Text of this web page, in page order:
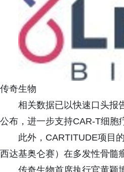
传奇生物
相关数据已以快速口头报
公布，进一步支持CAR-T细胞
此外，CARTITUDE项目
西达基奥仑赛）在多发性骨髓
传奇生物首席执行官黄颖